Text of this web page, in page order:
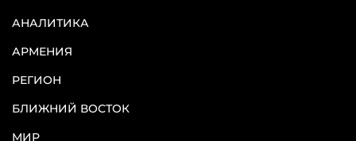
АНАЛИТИКА
АРМЕНИЯ
РЕГИОН
БЛИЖНИЙ ВОСТОК
МИР